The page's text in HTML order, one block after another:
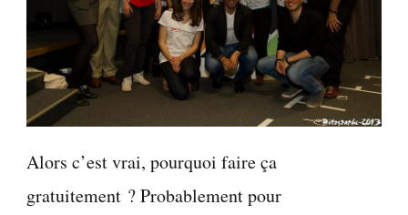
Alors c’est vrai, pourquoi faire ça
gratuitement ? Probablement pour